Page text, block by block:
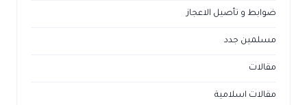
ضوابط و تأصيل الاعجاز
مسلمين جدد
مقالات
مقالات اسلامية